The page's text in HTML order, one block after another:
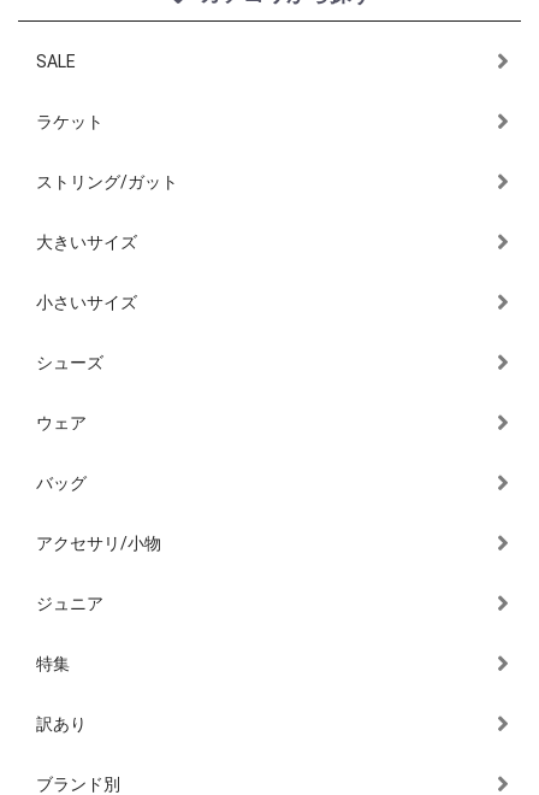
SALE
ラケット
ストリング/ガット
大きいサイズ
小さいサイズ
シューズ
ウェア
バッグ
アクセサリ/小物
ジュニア
特集
訳あり
ブランド別